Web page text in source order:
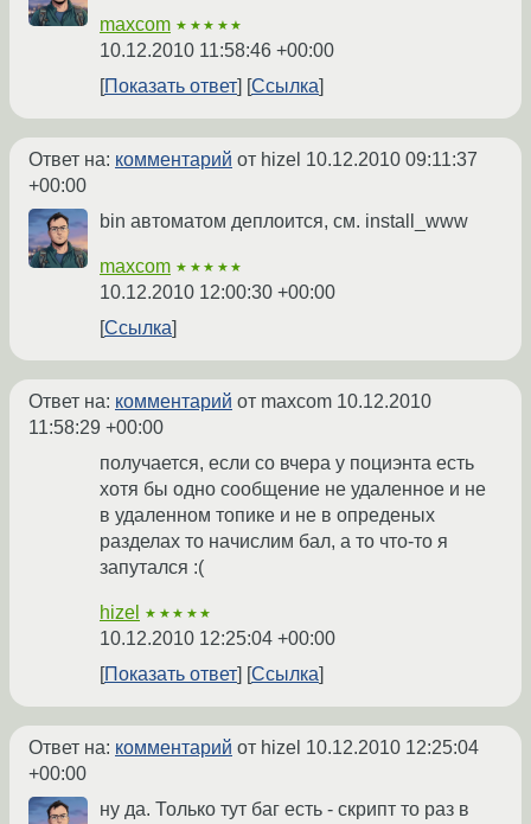
maxcom ★★★★★
10.12.2010 11:58:46 +00:00
Показать ответ
Ссылка
Ответ на: комментарий от hizel 10.12.2010 09:11:37
+00:00
bin автоматом деплоится, см. install_www
maxcom ★★★★★
10.12.2010 12:00:30 +00:00
Ссылка
Ответ на: комментарий от maxcom 10.12.2010
11:58:29 +00:00
получается, если со вчера у поциэнта есть
хотя бы одно сообщение не удаленное и не
в удаленном топике и не в опреденых
разделах то начислим бал, а то что-то я
запутался :(
hizel ★★★★★
10.12.2010 12:25:04 +00:00
Показать ответ
Ссылка
Ответ на: комментарий от hizel 10.12.2010 12:25:04
+00:00
ну да. Только тут баг есть - скрипт то раз в